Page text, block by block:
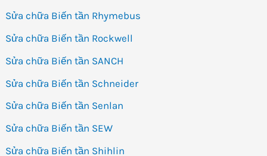
Sửa chữa Biến tần Rhymebus
Sửa chữa Biến tần Rockwell
Sửa chữa Biến tần SANCH
Sửa chữa Biến tần Schneider
Sửa chữa Biến tần Senlan
Sửa chữa Biến tần SEW
Sửa chữa Biến tần Shihlin